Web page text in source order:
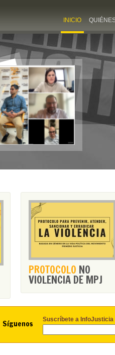
INICIO
PROTOCOLO NO
VIOLENCIA DE MPJ
Síguenos Suscríbete a InfoJusticia